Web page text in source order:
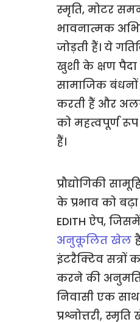
स्मृति, मोटर
भावनात्मक
जोड़ती हैं। ये
खुशी के क्षण पैदा
सामाजिक
करती हैं और
को महत्वपूर्ण
हैं।
प्रौद्योगिकी
के प्रभाव को
EDITH ऐप, जिसमें
अनुकूलित खेल
इंटरैक्टिव सत्रों
करने की अनुमति
निवासी एक
प्रश्नोत्तरी,